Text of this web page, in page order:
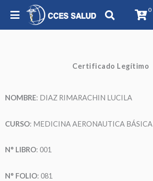
0
Certificado Legítimo
NOMBRE: DIAZ RIMARACHIN LUCILA
CURSO: MEDICINA AERONAUTICA BÁSICA
N° LIBRO: 001
N° FOLIO: 081